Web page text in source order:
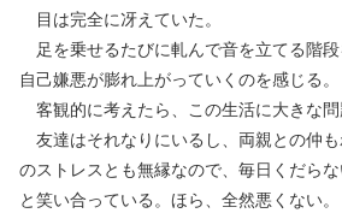
目は完全に冴えていた。
足を乗せるたびに軋んで音を立てる階段
自己嫌悪が膨れ上がっていくのを感じる。
客観的に考えたら、この生活に大きな問
友達はそれなりにいるし、両親との仲
のストレスとも無縁なので、毎日くだら
と笑い合っている。ほら、全然悪くない。